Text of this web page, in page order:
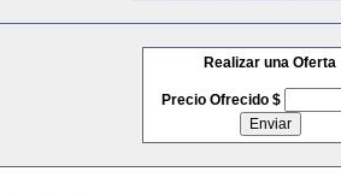
Realizar una Oferta
Precio Ofrecido $